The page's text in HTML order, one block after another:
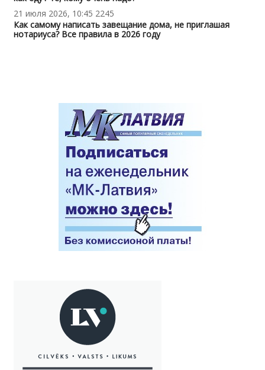
21 июля 2026, 10:45 2245
Как самому написать завещание дома, не приглашая
нотариуса? Все правила в 2026 году